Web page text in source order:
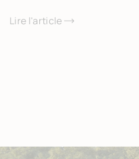
Lire l'article